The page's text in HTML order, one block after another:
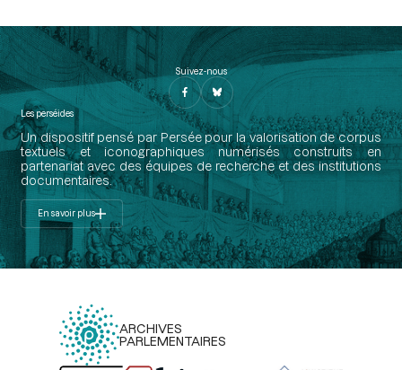
Suivez-nous
Les perséides
Un dispositif pensé par Persée pour la valorisation de corpus
textuels et iconographiques numérisés construits en
partenariat avec des équipes de recherche et des institutions
documentaires.
En savoir plus
ARCHIVES
PARLEMENTAIRES